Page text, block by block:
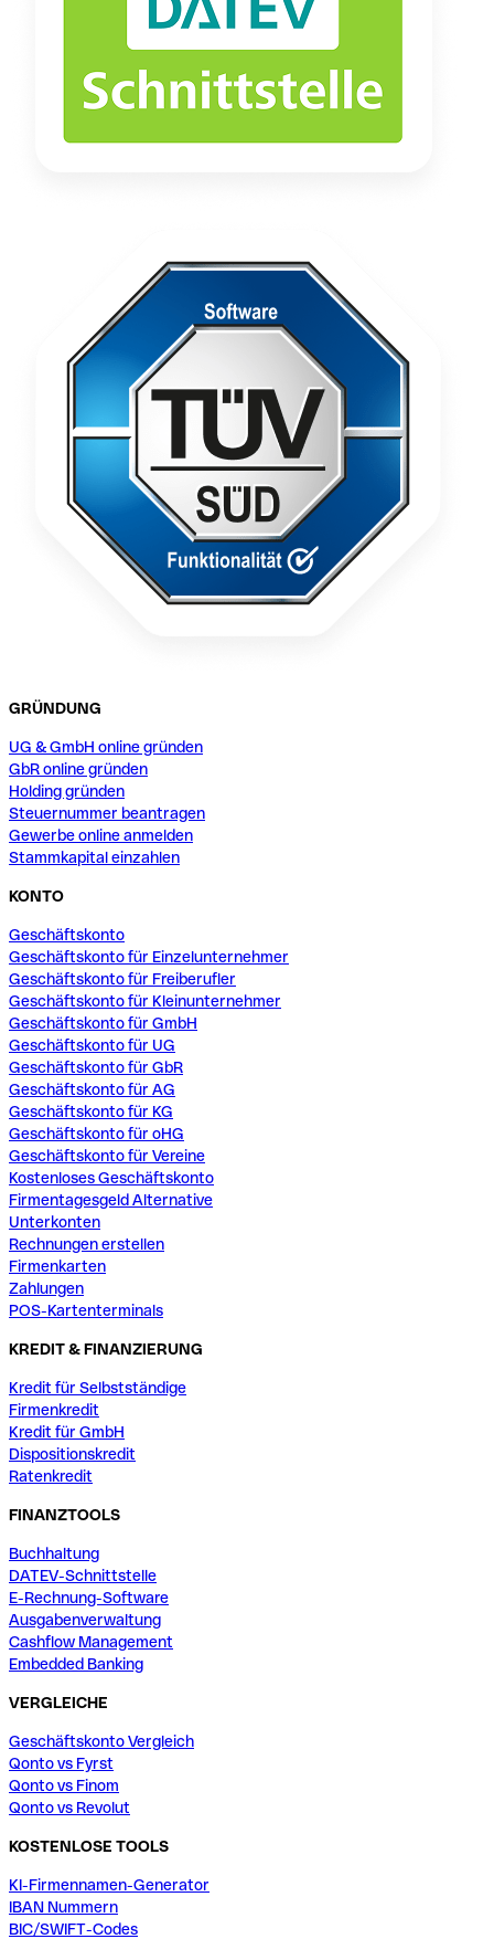
GRÜNDUNG
UG & GmbH online gründen
GbR online gründen
Holding gründen
Steuernummer beantragen
Gewerbe online anmelden
Stammkapital einzahlen
KONTO
Geschäftskonto
Geschäftskonto für Einzelunternehmer
Geschäftskonto für Freiberufler
Geschäftskonto für Kleinunternehmer
Geschäftskonto für GmbH
Geschäftskonto für UG
Geschäftskonto für GbR
Geschäftskonto für AG
Geschäftskonto für KG
Geschäftskonto für oHG
Geschäftskonto für Vereine
Kostenloses Geschäftskonto
Firmentagesgeld Alternative
Unterkonten
Rechnungen erstellen
Firmenkarten
Zahlungen
POS-Kartenterminals
KREDIT & FINANZIERUNG
Kredit für Selbstständige
Firmenkredit
Kredit für GmbH
Dispositionskredit
Ratenkredit
FINANZTOOLS
Buchhaltung
DATEV-Schnittstelle
E-Rechnung-Software
Ausgabenverwaltung
Cashflow Management
Embedded Banking
VERGLEICHE
Geschäftskonto Vergleich
Qonto vs Fyrst
Qonto vs Finom
Qonto vs Revolut
KOSTENLOSE TOOLS
KI-Firmennamen-Generator
IBAN Nummern
BIC/SWIFT-Codes